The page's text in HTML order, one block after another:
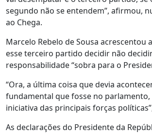
segundo não se entendem”, afirmou,
ao Chega.
Marcelo Rebelo de Sousa acrescentou
esse terceiro partido decidir não
responsabilidade “sobra para o
“Ora, a última coisa que devia
fundamental que fosse no parlamento,
iniciativa das principais forças
As declarações do Presidente da